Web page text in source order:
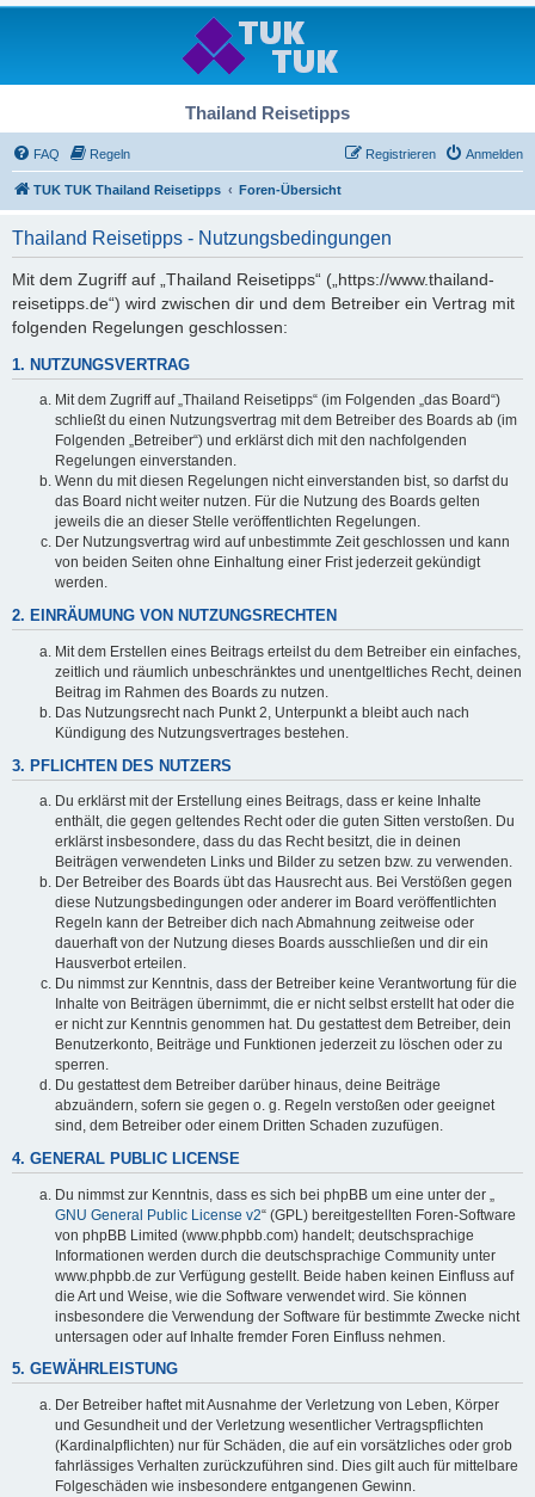
Thailand Reisetipps
FAQ Regeln Anmelden
Registrieren
TUK TUK Thailand Reisetipps Foren-Übersicht
Thailand Reisetipps - Nutzungsbedingungen
Mit dem Zugriff auf „Thailand Reisetipps“ („https://www.thailand-
reisetipps.de“) wird zwischen dir und dem Betreiber ein Vertrag mit
folgenden Regelungen geschlossen:
1. NUTZUNGSVERTRAG
Mit dem Zugriff auf „Thailand Reisetipps“ (im Folgenden „das Board“)
schließt du einen Nutzungsvertrag mit dem Betreiber des Boards ab (im
Folgenden „Betreiber“) und erklärst dich mit den nachfolgenden
Regelungen einverstanden.
Wenn du mit diesen Regelungen nicht einverstanden bist, so darfst du
das Board nicht weiter nutzen. Für die Nutzung des Boards gelten
jeweils die an dieser Stelle veröffentlichten Regelungen.
Der Nutzungsvertrag wird auf unbestimmte Zeit geschlossen und kann
von beiden Seiten ohne Einhaltung einer Frist jederzeit gekündigt
werden.
2. EINRÄUMUNG VON NUTZUNGSRECHTEN
Mit dem Erstellen eines Beitrags erteilst du dem Betreiber ein einfaches,
zeitlich und räumlich unbeschränktes und unentgeltliches Recht, deinen
Beitrag im Rahmen des Boards zu nutzen.
Das Nutzungsrecht nach Punkt 2, Unterpunkt a bleibt auch nach
Kündigung des Nutzungsvertrages bestehen.
3. PFLICHTEN DES NUTZERS
Du erklärst mit der Erstellung eines Beitrags, dass er keine Inhalte
enthält, die gegen geltendes Recht oder die guten Sitten verstoßen. Du
erklärst insbesondere, dass du das Recht besitzt, die in deinen
Beiträgen verwendeten Links und Bilder zu setzen bzw. zu verwenden.
Der Betreiber des Boards übt das Hausrecht aus. Bei Verstößen gegen
diese Nutzungsbedingungen oder anderer im Board veröffentlichten
Regeln kann der Betreiber dich nach Abmahnung zeitweise oder
dauerhaft von der Nutzung dieses Boards ausschließen und dir ein
Hausverbot erteilen.
Du nimmst zur Kenntnis, dass der Betreiber keine Verantwortung für die
Inhalte von Beiträgen übernimmt, die er nicht selbst erstellt hat oder die
er nicht zur Kenntnis genommen hat. Du gestattest dem Betreiber, dein
Benutzerkonto, Beiträge und Funktionen jederzeit zu löschen oder zu
sperren.
Du gestattest dem Betreiber darüber hinaus, deine Beiträge
abzuändern, sofern sie gegen o. g. Regeln verstoßen oder geeignet
sind, dem Betreiber oder einem Dritten Schaden zuzufügen.
4. GENERAL PUBLIC LICENSE
Du nimmst zur Kenntnis, dass es sich bei phpBB um eine unter der „
GNU General Public License v2“ (GPL) bereitgestellten Foren-Software
von phpBB Limited (www.phpbb.com) handelt; deutschsprachige
Informationen werden durch die deutschsprachige Community unter
www.phpbb.de zur Verfügung gestellt. Beide haben keinen Einfluss auf
die Art und Weise, wie die Software verwendet wird. Sie können
insbesondere die Verwendung der Software für bestimmte Zwecke nicht
untersagen oder auf Inhalte fremder Foren Einfluss nehmen.
5. GEWÄHRLEISTUNG
Der Betreiber haftet mit Ausnahme der Verletzung von Leben, Körper
und Gesundheit und der Verletzung wesentlicher Vertragspflichten
(Kardinalpflichten) nur für Schäden, die auf ein vorsätzliches oder grob
fahrlässiges Verhalten zurückzuführen sind. Dies gilt auch für mittelbare
Folgeschäden wie insbesondere entgangenen Gewinn.